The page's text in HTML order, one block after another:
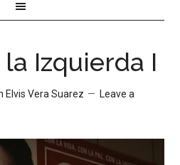
Izquierda I
Elvis Vera Suarez
Leave a